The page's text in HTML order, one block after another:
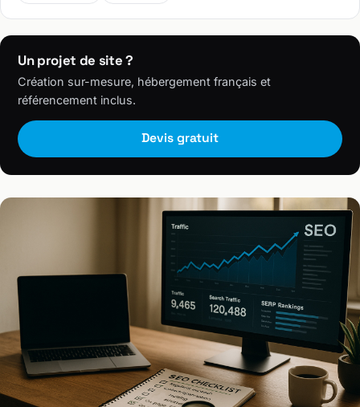
Un projet de site ?
Création sur-mesure, hébergement français et
référencement inclus.
Devis gratuit